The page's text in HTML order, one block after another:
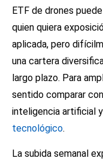
ETF de drones
quien quiera
aplicada, pero
una cartera
largo plazo. Para
sentido comparar
inteligencia artificial
tecnológico.
La subida semanal